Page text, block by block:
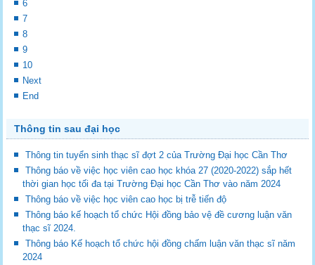
6
7
8
9
10
Next
End
Thông tin sau đại học
Thông tin tuyển sinh thạc sĩ đợt 2 của Trường Đại học Cần Thơ
Thông báo về việc học viên cao học khóa 27 (2020-2022) sắp hết
thời gian học tối đa tại Trường Đại học Cần Thơ vào năm 2024
Thông báo về việc học viên cao học bị trễ tiến độ
Thông báo kế hoạch tổ chức Hội đồng bảo vệ đề cương luận văn
thạc sĩ 2024.
Thông báo Kế hoạch tổ chức hội đồng chấm luận văn thạc sĩ năm
2024